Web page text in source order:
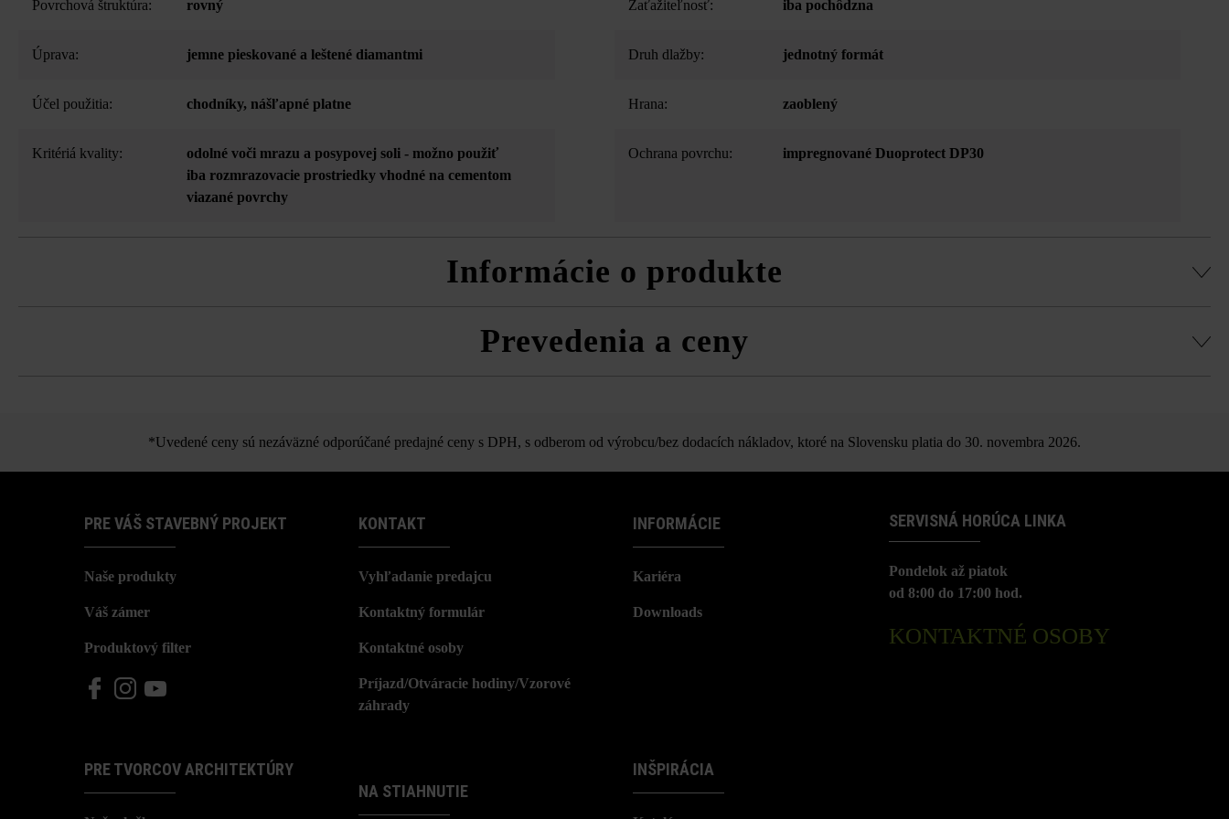
Povrchová štruktúra: rovný Zaťažiteľnosť: iba pochôdzna
Úprava: jemne pieskované a leštené diamantmi Druh dlažby: jednotný formát
Účel použitia: chodníky, nášľapné platne Hrana: zaoblený
Kritériá kvality:
odolné voči mrazu a posypovej soli - možno použiť
iba rozmrazovacie prostriedky vhodné na cementom
viazané povrchy
Ochrana povrchu: impregnované Duoprotect DP30
Informácie o produkte
Vysokoodolný betón je živý prírodný produkt. Malé vzduchové póry sa nedajú vylúčiť a patria rovnako ako tieňovania farieb, fľakaté vzory atď.
Prevedenia a ceny
*Uvedené ceny sú nezáväzné odporúčané predajné ceny s DPH, s odberom od výrobcu/bez dodacích nákladov, ktoré na Slovensku platia do 30. novembra 2026.
PRE VÁŠ STAVEBNÝ PROJEKT
Naše produkty
Váš zámer
Produktový filter
PRE TVORCOV ARCHITEKTÚRY
KONTAKT
Vyhľadanie predajcu
Kontaktný formulár
Kontaktné osoby
Príjazd/Otváracie hodiny/Vzorové
záhrady
NA STIAHNUTIE
INFORMÁCIE
Kariéra
Downloads
INŠPIRÁCIA
SERVISNÁ HORÚCA LINKA
Pondelok až piatok
od 8:00 do 17:00 hod.
KONTAKTNÉ OSOBY